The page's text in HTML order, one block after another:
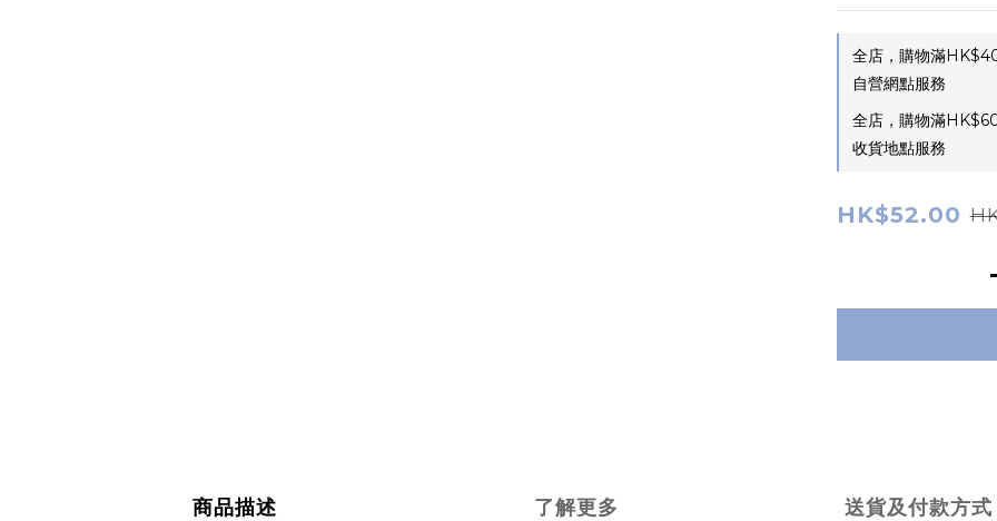
全店，購物滿
自營網點服務
全店，購物滿
收貨地點服務
HK$52.00
商品描述 了解更多 送貨及付款方式